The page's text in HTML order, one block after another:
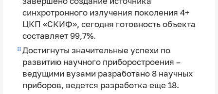
синхротронного излучения поколения 4+
ЦКП «СКИФ», сегодня готовность объекта
составляет 99,7%.
Достигнуты значительные успехи по
развитию научного приборостроения –
ведущими вузами разработано 8 научных
приборов, ведется разработка еще 18.